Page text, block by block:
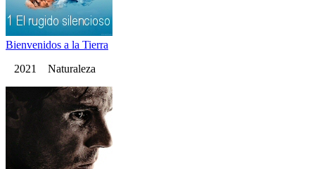
Bienvenidos a la Tierra
2021 Naturaleza